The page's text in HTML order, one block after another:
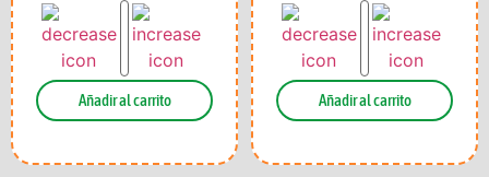
Añadir al carrito Añadir al carrito